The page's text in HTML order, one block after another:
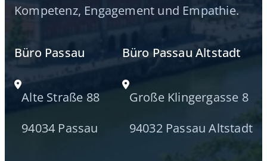
Kompetenz, Engagement und Empathie.
Büro Passau
Alte Straße 88
94034 Passau
Büro Passau Altstadt
Große Klingergasse 8
94032 Passau Altstadt